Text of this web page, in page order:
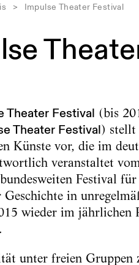
> Impulse Theater Festival
Theater Festival (bis
Theater Festival) stellt
Künste vor, die im
veranstaltet
Festival
Geschichte in
wieder im jährlichen
unter freien Gruppen